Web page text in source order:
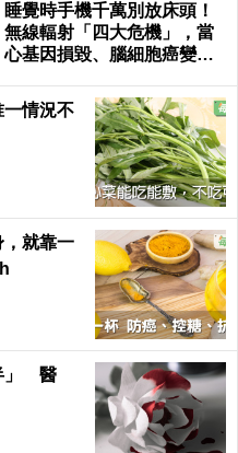
睡覺時手機千萬別放床頭！
無線輻射「四大危機」，當
心基因損毀、腦細胞癌變！
一情況不
就靠一
」 醫